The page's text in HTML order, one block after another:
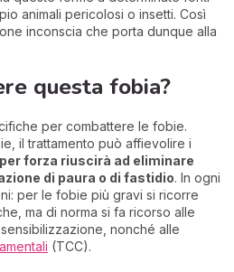
animali pericolosi o insetti. Così
inconscia che porta dunque alla
questa fobia?
per combattere le fobie.
il trattamento può affievolire i
forza riuscirà ad eliminare
di paura o di fastidio. In ogni
per le fobie più gravi si ricorre
ma di norma si fa ricorso alle
nonché alle
(TCC).